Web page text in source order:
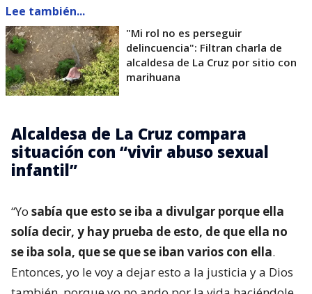
Lee también...
"Mi rol no es perseguir
delincuencia": Filtran charla de
alcaldesa de La Cruz por sitio con
marihuana
Alcaldesa de La Cruz compara
situación con “vivir abuso sexual
infantil”
“Yo sabía que esto se iba a divulgar porque ella
solía decir, y hay prueba de esto, de que ella no
se iba sola, que se que se iban varios con ella.
Entonces, yo le voy a dejar esto a la justicia y a Dios